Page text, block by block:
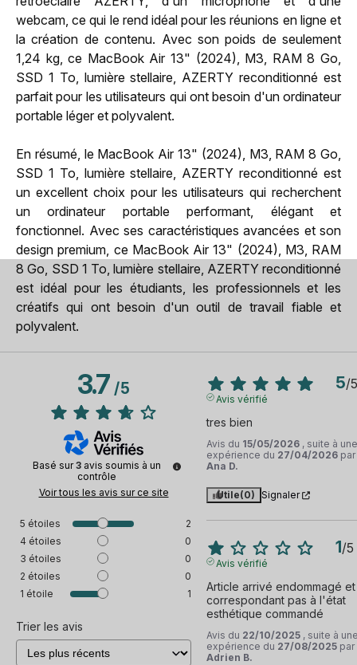
webcam, ce qui le rend idéal pour les réunions en ligne et
la création de contenu. Avec son poids de seulement
1,24 kg, ce MacBook Air 13" (2024), M3, RAM 8 Go,
SSD 1 To, lumière stellaire, AZERTY reconditionné est
parfait pour les utilisateurs qui ont besoin d'un ordinateur
portable léger et polyvalent.
En résumé, le MacBook Air 13" (2024), M3, RAM 8 Go,
SSD 1 To, lumière stellaire, AZERTY reconditionné est
un excellent choix pour les utilisateurs qui recherchent
un ordinateur portable performant, élégant et
fonctionnel. Avec ses caractéristiques avancées et son
design premium, ce MacBook Air 13" (2024), M3, RAM
8 Go, SSD 1 To, lumière stellaire, AZERTY reconditionné
est idéal pour les étudiants, les professionnels et les
créatifs qui ont besoin d'un outil de travail fiable et
polyvalent.
3.7/5
Basé sur3 avis soumis à un
contrôle
Voir tous les avis sur ce site
5 étoiles
2
4 étoiles
0
3 étoiles
0
2 étoiles
0
1 étoile 1
Trier les avis
5/5
Avis vérifié
tres bien
Avis du 15/05/2026 , suite à une
expérience du 27/04/2026 par
Ana D.
Utile(0) Signaler
1/5
Avis vérifié
Article arrivé endommagé
correspondant pas à l'état
esthétique commandé
Avis du 22/10/2025 , suite à
expérience du 27/08/2025 par
Adrien B.